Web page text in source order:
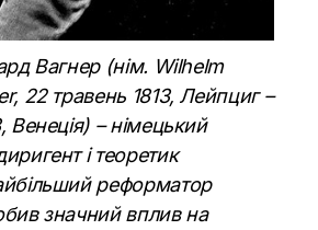
Вагнер (нім. Wilhelm
22 травень 1813, Лейпциг –
Венеція) – німецький
і теоретик
реформатор
значний вплив на